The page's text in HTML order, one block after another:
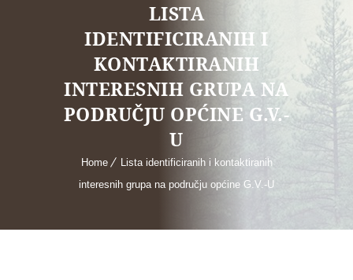
LISTA
IDENTIFICIRANIH I
KONTAKTIRANIH
INTERESNIH GRUPA NA
PODRUČJU OPĆINE G.V.-
U
Home
Lista identificiranih i kontaktiranih
interesnih grupa na području općine G.V.-U